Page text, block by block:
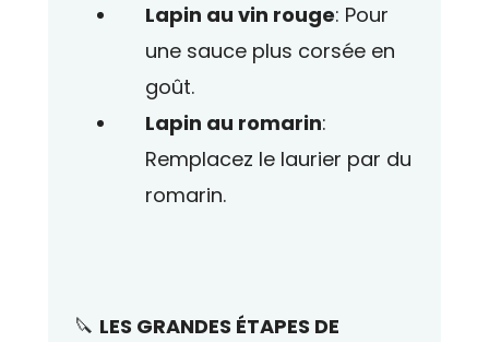
Lapin au vin rouge: Pour
une sauce plus corsée en
goût.
Lapin au romarin:
Remplacez le laurier par du
romarin.
🔪 LES GRANDES ÉTAPES DE